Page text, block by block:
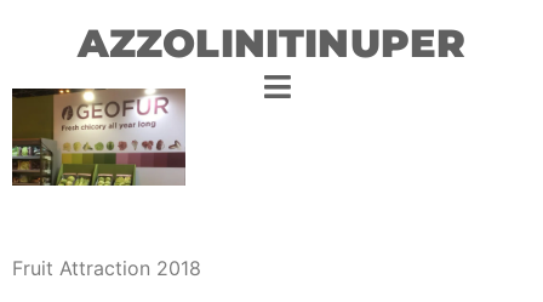
AZZOLINITINUPER
Fruit Attraction 2018